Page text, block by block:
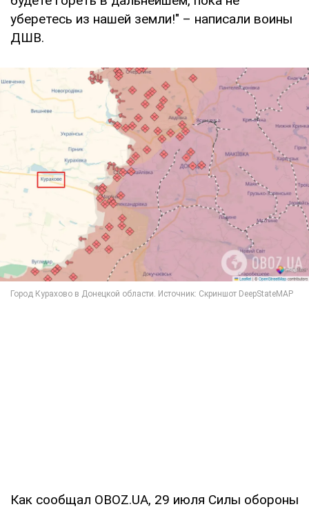
уберетесь из нашей земли!" – написали воины
ДШВ.
Как сообщал OBOZ.UA, 29 июля Силы обороны